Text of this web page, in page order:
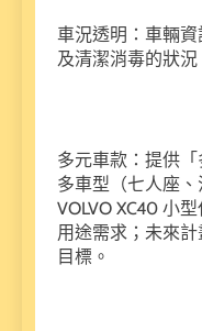
車況透明：車輛
及清潔消毒的狀
多元車款：提供
多車型（七人座
VOLVO XC40 小
用途需求；未來
目標。